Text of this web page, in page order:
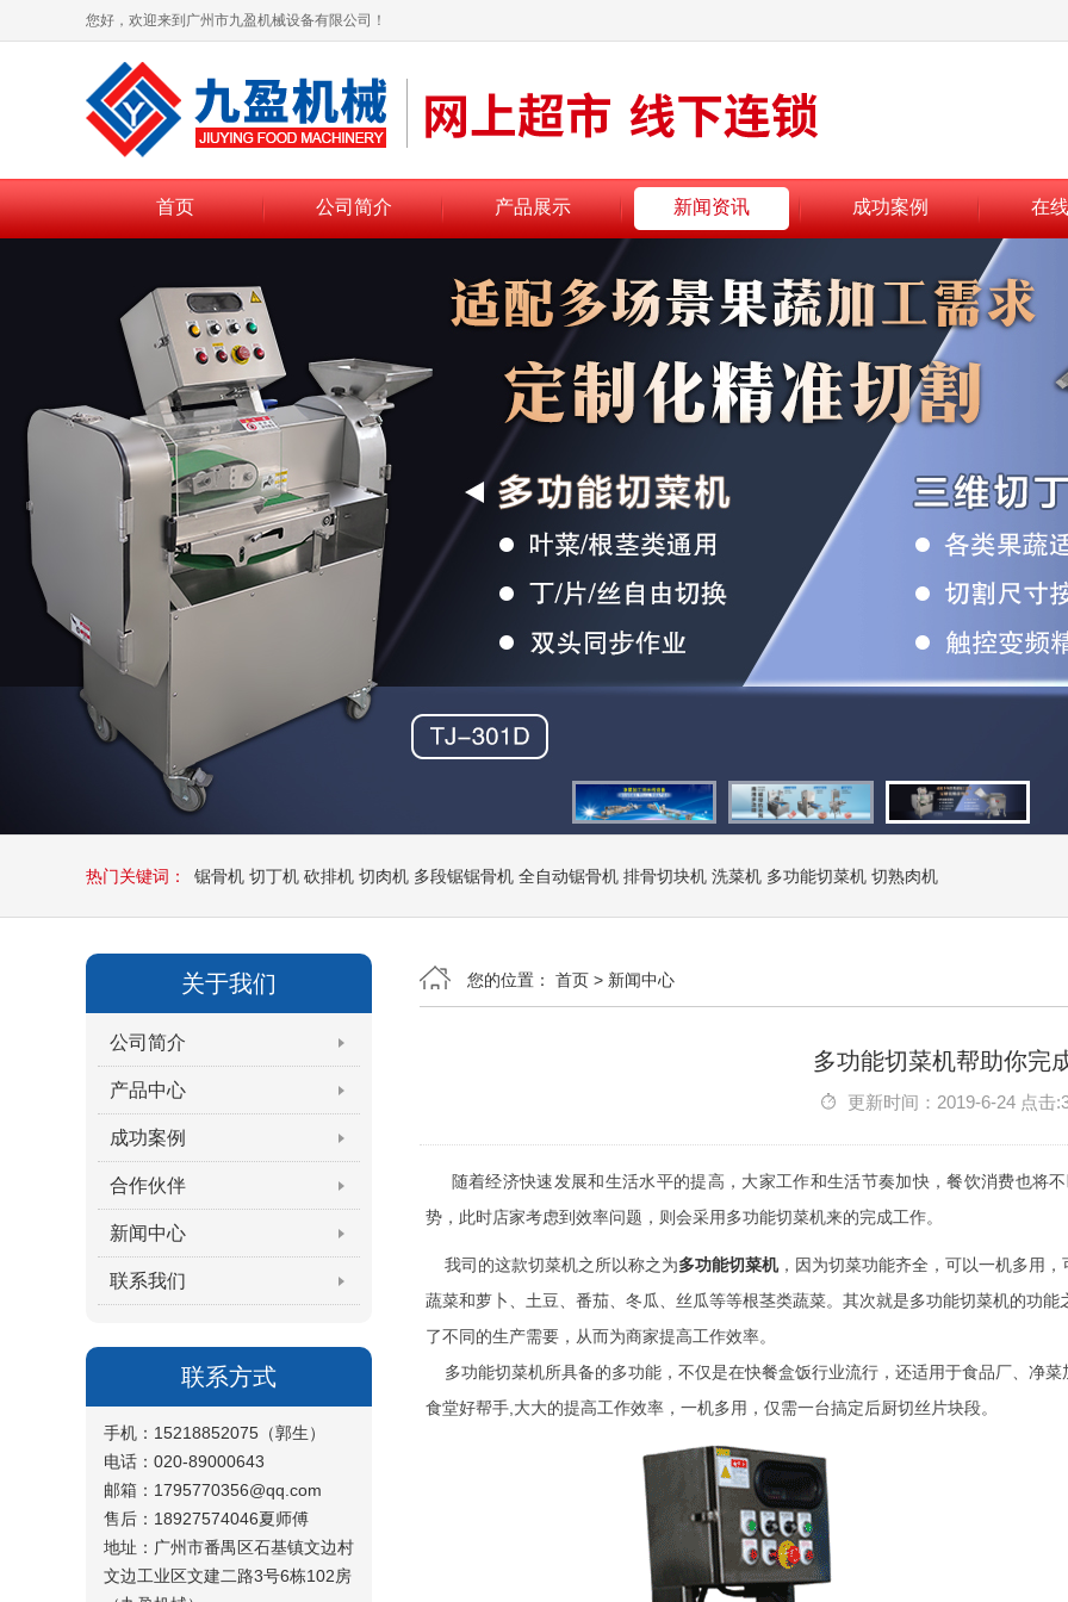
您好，欢迎来到广州市九盈机械设备有限公司！
首页 公司简介 产品展示 新闻资讯 成功案例 在
热门关键词： 锯骨机 切丁机 砍排机 切肉机 多段锯锯骨机 全自动锯骨机 排骨切块机 洗菜机 多功能切菜机 切熟肉机
关于我们
公司简介
产品中心
成功案例
合作伙伴
新闻中心
联系我们
联系方式
手机：15218852075（郭生）
电话：020-89000643
邮箱：1795770356@qq.com
售后：18927574046夏师傅
地址：广州市番禺区石基镇文边村
文边工业区文建二路3号6栋102房
您的位置： 首页 > 新闻中心
多功能切菜机帮助你完
更新时间：2019-6-24 点击
随着经济快速发展和生活水平的提高，大家工作和生活节奏加快，餐饮消费也将
势，此时店家考虑到效率问题，则会采用多功能切菜机来的完成工作。
我司的这款切菜机之所以称之为多功能切菜机，因为切菜功能齐全，可以一机多用
蔬菜和萝卜、土豆、番茄、冬瓜、丝瓜等等根茎类蔬菜。其次就是多功能切菜机的功
了不同的生产需要，从而为商家提高工作效率。
多功能切菜机所具备的多功能，不仅是在快餐盒饭行业流行，还适用于食品厂、净
食堂好帮手,大大的提高工作效率，一机多用，仅需一台搞定后厨切丝片块段。